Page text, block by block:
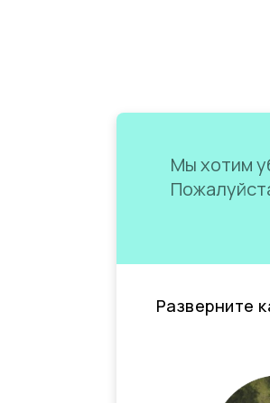
Мы хотим
Разверните